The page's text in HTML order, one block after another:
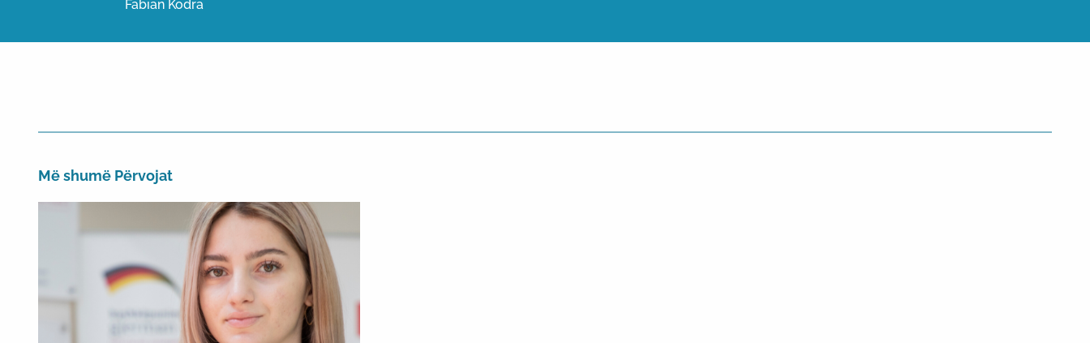
Fabian Kodra
Më shumë Përvojat